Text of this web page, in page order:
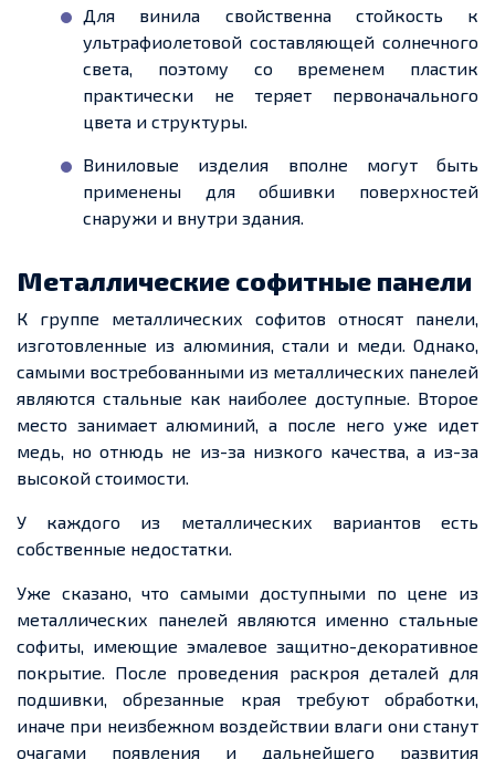
Для винила свойственна стойкость к
ультрафиолетовой составляющей солнечного
света, поэтому со временем пластик
практически не теряет первоначального
цвета и структуры.
Виниловые изделия вполне могут быть
применены для обшивки поверхностей
снаружи и внутри здания.
Металлические софитные панели
К группе металлических софитов относят панели,
изготовленные из алюминия, стали и меди. Однако,
самыми востребованными из металлических панелей
являются стальные как наиболее доступные. Второе
место занимает алюминий, а после него уже идет
медь, но отнюдь не из-за низкого качества, а из-за
высокой стоимости.
У каждого из металлических вариантов есть
собственные недостатки.
Уже сказано, что самыми доступными по цене из
металлических панелей являются именно стальные
софиты, имеющие эмалевое защитно-декоративное
покрытие. После проведения раскроя деталей для
подшивки, обрезанные края требуют обработки,
иначе при неизбежном воздействии влаги они станут
очагами появления и дальнейшего развития